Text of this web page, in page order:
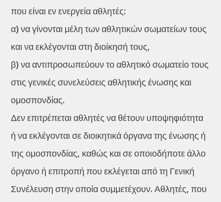
που είναι εν ενεργεία αθλητές:
α) να γίνονται μέλη των αθλητικών σωματείων τους
και να εκλέγονται στη διοίκησή τους,
β) να αντιπροσωπεύουν το αθλητικό σωματείο τους
στις γενικές συνελεύσεις αθλητικής ένωσης και
ομοσπονδίας.
Δεν επιτρέπεται αθλητές να θέτουν υποψηφιότητα
ή να εκλέγονται σε διοικητικά όργανα της ένωσης ή
της ομοσπονδίας, καθώς και σε οποιοδήποτε άλλο
όργανο ή επιτροπή που εκλέγεται από τη Γενική
Συνέλευση στην οποία συμμετέχουν. Αθλητές, που